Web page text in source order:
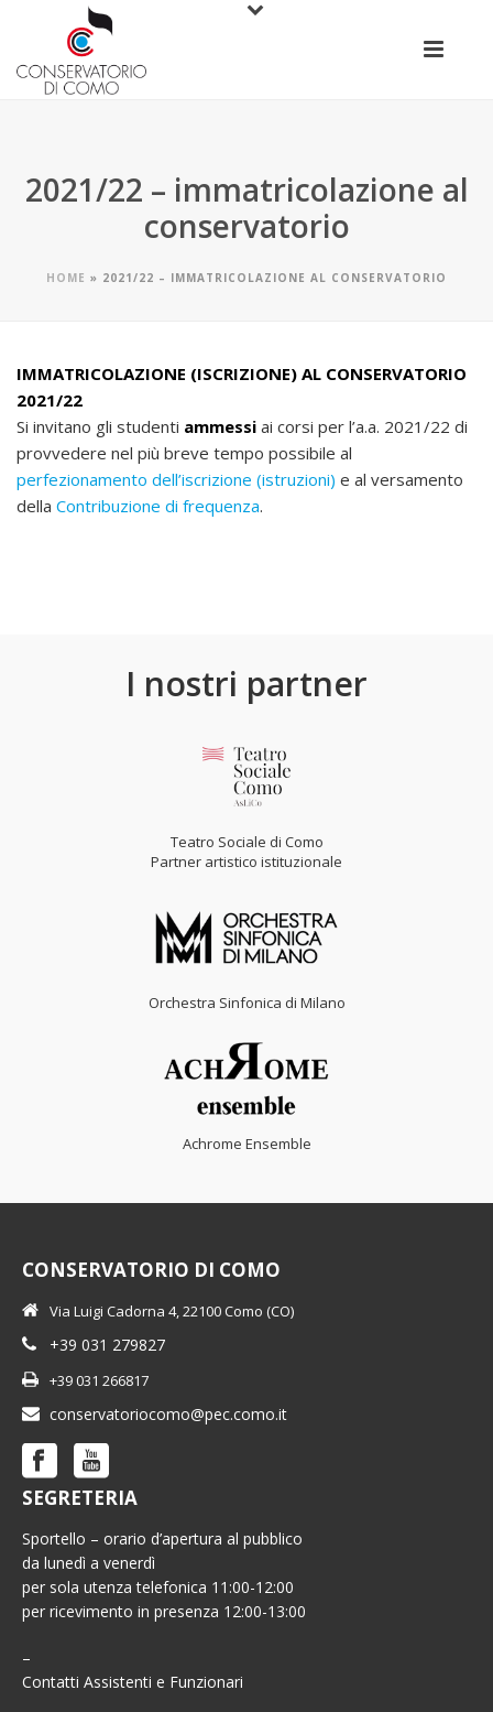
2021/22 – immatricolazione al
conservatorio
HOME » 2021/22 – IMMATRICOLAZIONE AL CONSERVATORIO
IMMATRICOLAZIONE (ISCRIZIONE) AL CONSERVATORIO
2021/22
Si invitano gli studenti ammessi ai corsi per l’a.a. 2021/22 di
provvedere nel più breve tempo possibile al
perfezionamento dell’iscrizione (istruzioni) e al versamento
della Contribuzione di frequenza.
I nostri partner
Teatro Sociale di Como
Partner artistico istituzionale
Orchestra Sinfonica di Milano
Achrome Ensemble
CONSERVATORIO DI COMO
Via Luigi Cadorna 4, 22100 Como (CO)
+39 031 279827
+39 031 266817
conservatoriocomo@pec.como.it
SEGRETERIA
Sportello – orario d’apertura al pubblico
da lunedì a venerdì
per sola utenza telefonica 11:00-12:00
per ricevimento in presenza 12:00-13:00
–
Contatti Assistenti e Funzionari